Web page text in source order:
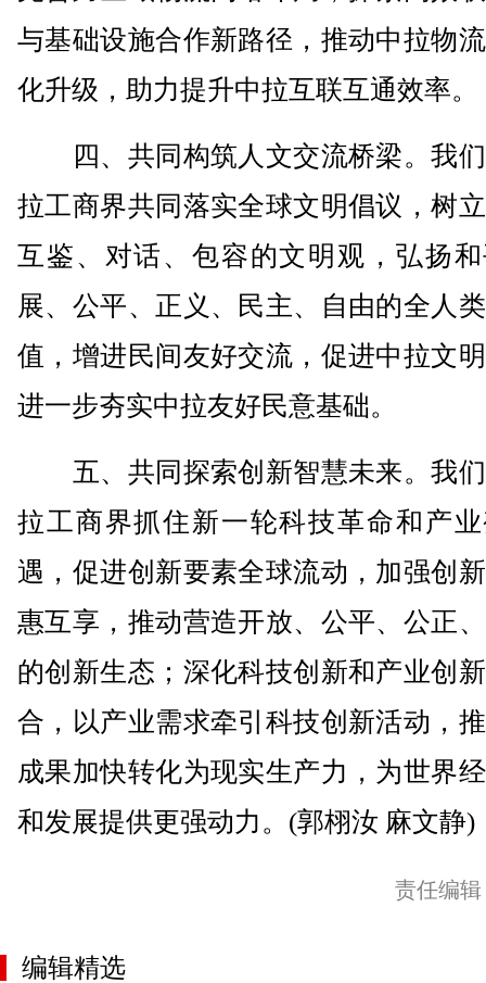
与基础设施合作新路径，推动中拉物
化升级，助力提升中拉互联互通效率。
四、共同构筑人文交流桥梁。我
拉工商界共同落实全球文明倡议，树
互鉴、对话、包容的文明观，弘扬
展、公平、正义、民主、自由的全人
值，增进民间友好交流，促进中拉文
进一步夯实中拉友好民意基础。
五、共同探索创新智慧未来。我
拉工商界抓住新一轮科技革命和产
遇，促进创新要素全球流动，加强创
惠互享，推动营造开放、公平、公正
的创新生态；深化科技创新和产业创
合，以产业需求牵引科技创新活动，
成果加快转化为现实生产力，为世界
和发展提供更强动力。(郭栩汝 麻文静)
责任编
编辑精选